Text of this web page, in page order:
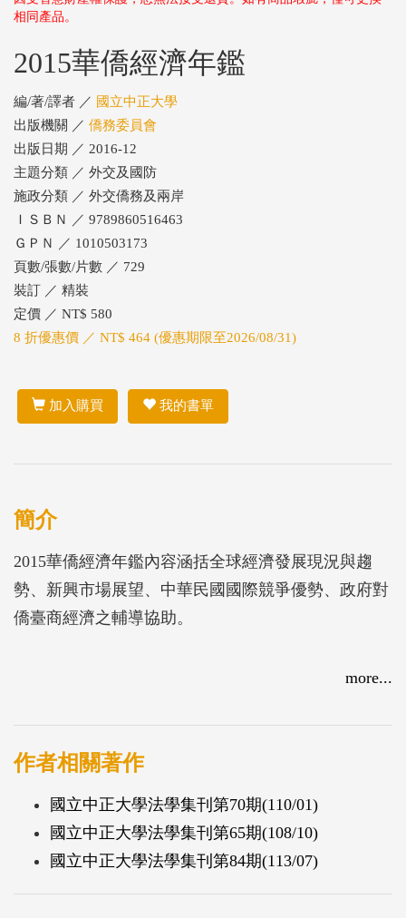
相同產品。
2015華僑經濟年鑑
編/著/譯者 ／ 國立中正大學
出版機關 ／ 僑務委員會
出版日期 ／ 2016-12
主題分類 ／ 外交及國防
施政分類 ／ 外交僑務及兩岸
ＩＳＢＮ ／ 9789860516463
ＧＰＮ ／ 1010503173
頁數/張數/片數 ／ 729
裝訂 ／ 精裝
定價 ／ NT$ 580
8 折優惠價 ／ NT$ 464 (優惠期限至2026/08/31)
加入購買 我的書單
簡介
2015華僑經濟年鑑內容涵括全球經濟發展現況與趨
勢、新興市場展望、中華民國國際競爭優勢、政府對
僑臺商經濟之輔導協助。
more...
作者相關著作
國立中正大學法學集刊第70期(110/01)
國立中正大學法學集刊第65期(108/10)
國立中正大學法學集刊第84期(113/07)